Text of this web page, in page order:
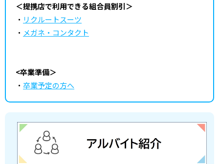
＜提携店で利用できる組合員割引＞
・ リクルートスーツ
・ メガネ・コンタクト
<卒業準備＞
・ 卒業予定の方へ